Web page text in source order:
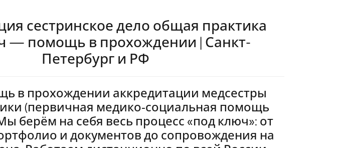
сестринское дело общая практика
— помощь в прохождении | Санкт-
Петербург и РФ
в прохождении аккредитации медсестры
(первичная медико‑социальная помощь
берём на себя весь процесс «под ключ»: от
и документов до сопровождения на